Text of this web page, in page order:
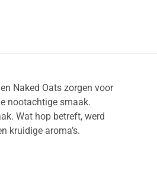
Naked Oats zorgen voor
nootachtige smaak.
Wat hop betreft, werd
kruidige aroma’s.